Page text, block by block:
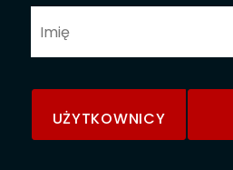
UŻYTKOWNICY